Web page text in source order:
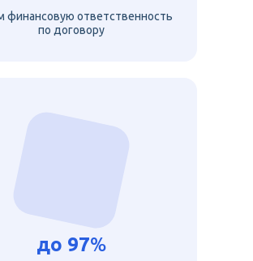
финансовую ответственность
по договору
до 97%